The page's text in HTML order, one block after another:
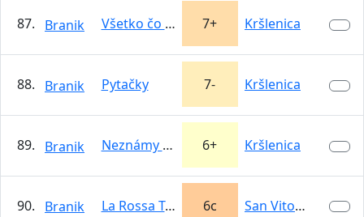
87. Branik Všetko čo mam rád 7+ Kršlenica
88. Branik Pytačky 7- Kršlenica
89. Branik Neznámy sokolík 6+ Kršlenica
90. Branik La Rossa Tue 6c San Vito Lo Capo